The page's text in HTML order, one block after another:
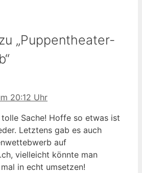
„Puppentheater-
20:12 Uhr
Sache! Hoffe so etwas ist
Letztens gab es auch
auf
vielleicht könnte man
in echt umsetzen!